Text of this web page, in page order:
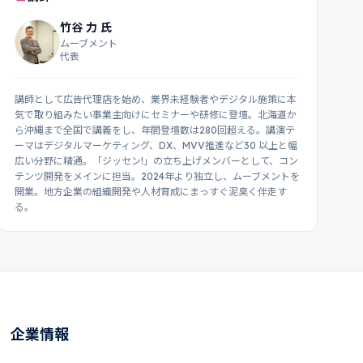
竹谷 力 氏
ムーブメント
代表
講師として広告代理店を始め、業界未経験者やデジタル施策に本
気で取り組みたい事業主向けにセミナーや研修に登壇。北海道か
ら沖縄まで全国で講義をし、年間登壇数は280回超える。講演テ
ーマはデジタルマーケティング、DX、MVV推進など30 以上と幅
広い分野に精通。「ジッセン!」の立ち上げメンバーとして、コン
テンツ開発をメインに担当。2024年より独立し、ムーブメントを
開業。地方企業の組織開発や人材育成にまっすぐ泥臭く伴走す
る。
企業情報